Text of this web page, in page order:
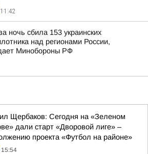
11:42
ночь сбила 153 украинских
над регионами России,
Минобороны РФ
Щербаков: Сегодня на «Зеленом
дали старт «Дворовой лиге» –
проекта «Футбол на районе»
15:54